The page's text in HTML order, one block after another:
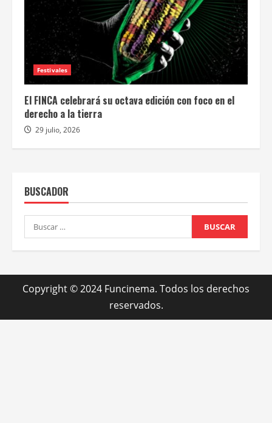
Festivales
El FINCA celebrará su octava edición con foco en el
derecho a la tierra
29 julio, 2026
BUSCADOR
Buscar:
Copyright © 2024 Funcinema. Todos los derechos
reservados.